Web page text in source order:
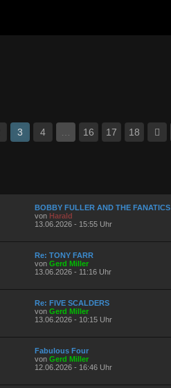
3 4 16 17 18
BOBBY FULLER AND THE FANATICS
von Harald
13.06.2026 - 15:55 Uhr
Re: TONY FARR
von Gerd Miller
13.06.2026 - 11:16 Uhr
Re: FIVE SCALDERS
von Gerd Miller
13.06.2026 - 10:15 Uhr
Fabulous Four
von Gerd Miller
12.06.2026 - 16:46 Uhr